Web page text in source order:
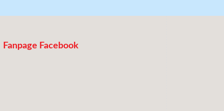
Fanpage Facebook